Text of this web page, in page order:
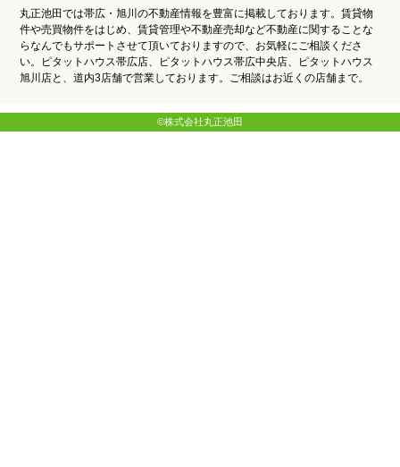
丸正池田では帯広・旭川の不動産情報を豊富に掲載しております。賃貸物
件や売買物件をはじめ、賃貸管理や不動産売却など不動産に関することな
らなんでもサポートさせて頂いておりますので、お気軽にご相談くださ
い。ピタットハウス帯広店、ピタットハウス帯広中央店、ピタットハウス
旭川店と、道内3店舗で営業しております。ご相談はお近くの店舗まで。
©株式会社丸正池田